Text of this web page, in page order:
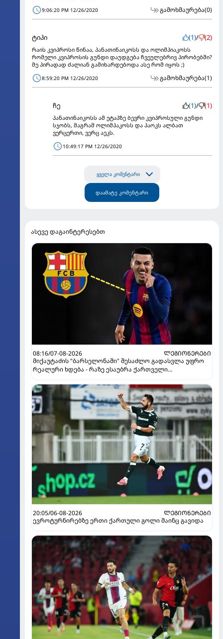
9:06:20 PM 12/26/2020 გამოხმაურება(0)
ტიპი (1)/ (2)
რაის კვიპროსი წინაა, პანათინაიკოსს და ოლიმპიაკოსს
რომელი კვიპროსის გუნდი დაუდგება ჩვეულებრივ პირობებში?
მე პირადად ძალიან გამიხარდებოდა ასე რომ იყოს ;)
8:59:20 PM 12/26/2020 გამოხმაურება(1)
ჩე (1)/ (1)
პანათინაიკოსს ამ ეტაპზე ბევრი კვიპროსული გუნდი
სჯობს, მაგრამ ოლიმპაკოსს და პაოკს ალბათ
ვერცერთი, ვერც აეკს.
10:49:17 PM 12/26/2020
ყველა კომენტარი
დაამატე კომენტარი
ასევე დაგაინტერესებთ
08:16/07-08-2026
ᲚᲔᲒᲘᲝᲜᲔᲠᲔᲑᲘ
მიქაუტაძის "ბარსელონაში" შესაძლო გადასვლა უფრო
რეალური ხდება - რაზე ესაუბრა ქართველი
20:05/06-08-2026
ᲚᲔᲒᲘᲝᲜᲔᲠᲔᲑᲘ
ევროტურნირებზე ერთი ქართული გოლი მაინც გავიდა